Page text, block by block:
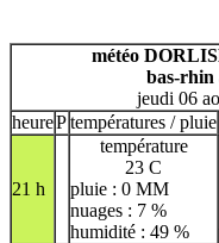
H
I J K L M
N
T
U
V
W X Y Z
météo
bas-rhin
jeudi 06
heurePtempératures / pluie
21 h
température
23 C
pluie : 0 MM
nuages : 7 %
humidité : 49 %